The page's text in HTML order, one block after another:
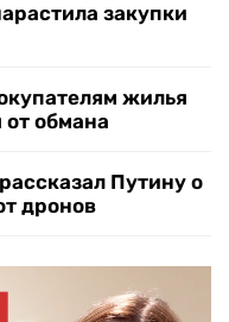
закупки
жилья
от обмана
Путину о
дронов